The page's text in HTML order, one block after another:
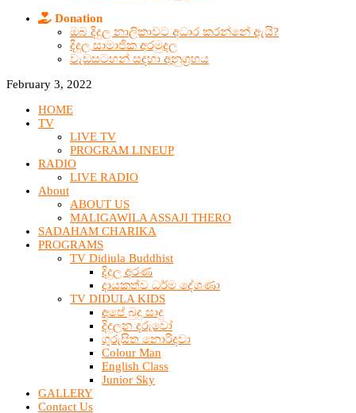
Donation
ඔබ දිදුල නාලිකාවට අධාර කරන්නේ ඇයි?
දිදුල සාමාජික අරමුදල
වැඩසටහන් සඳහා අනුග්‍රහය
February 3, 2022
HOME
TV
LIVE TV
PROGRAM LINEUP
RADIO
LIVE RADIO
About
ABOUT US
MALIGAWILA ASSAJI THERO
SADAHAM CHARIKA
PROGRAMS
TV Didiula Buddhist
දිදුල අරණ
දායකත්ව ධර්ම දේශණා
TV DIDULA KIDS
අපේ බුදු සාදු
දිදුලන දරුවෝ
ගුරුසිත නොරිදවා
Colour Man
English Class
Junior Sky
GALLERY
Contact Us